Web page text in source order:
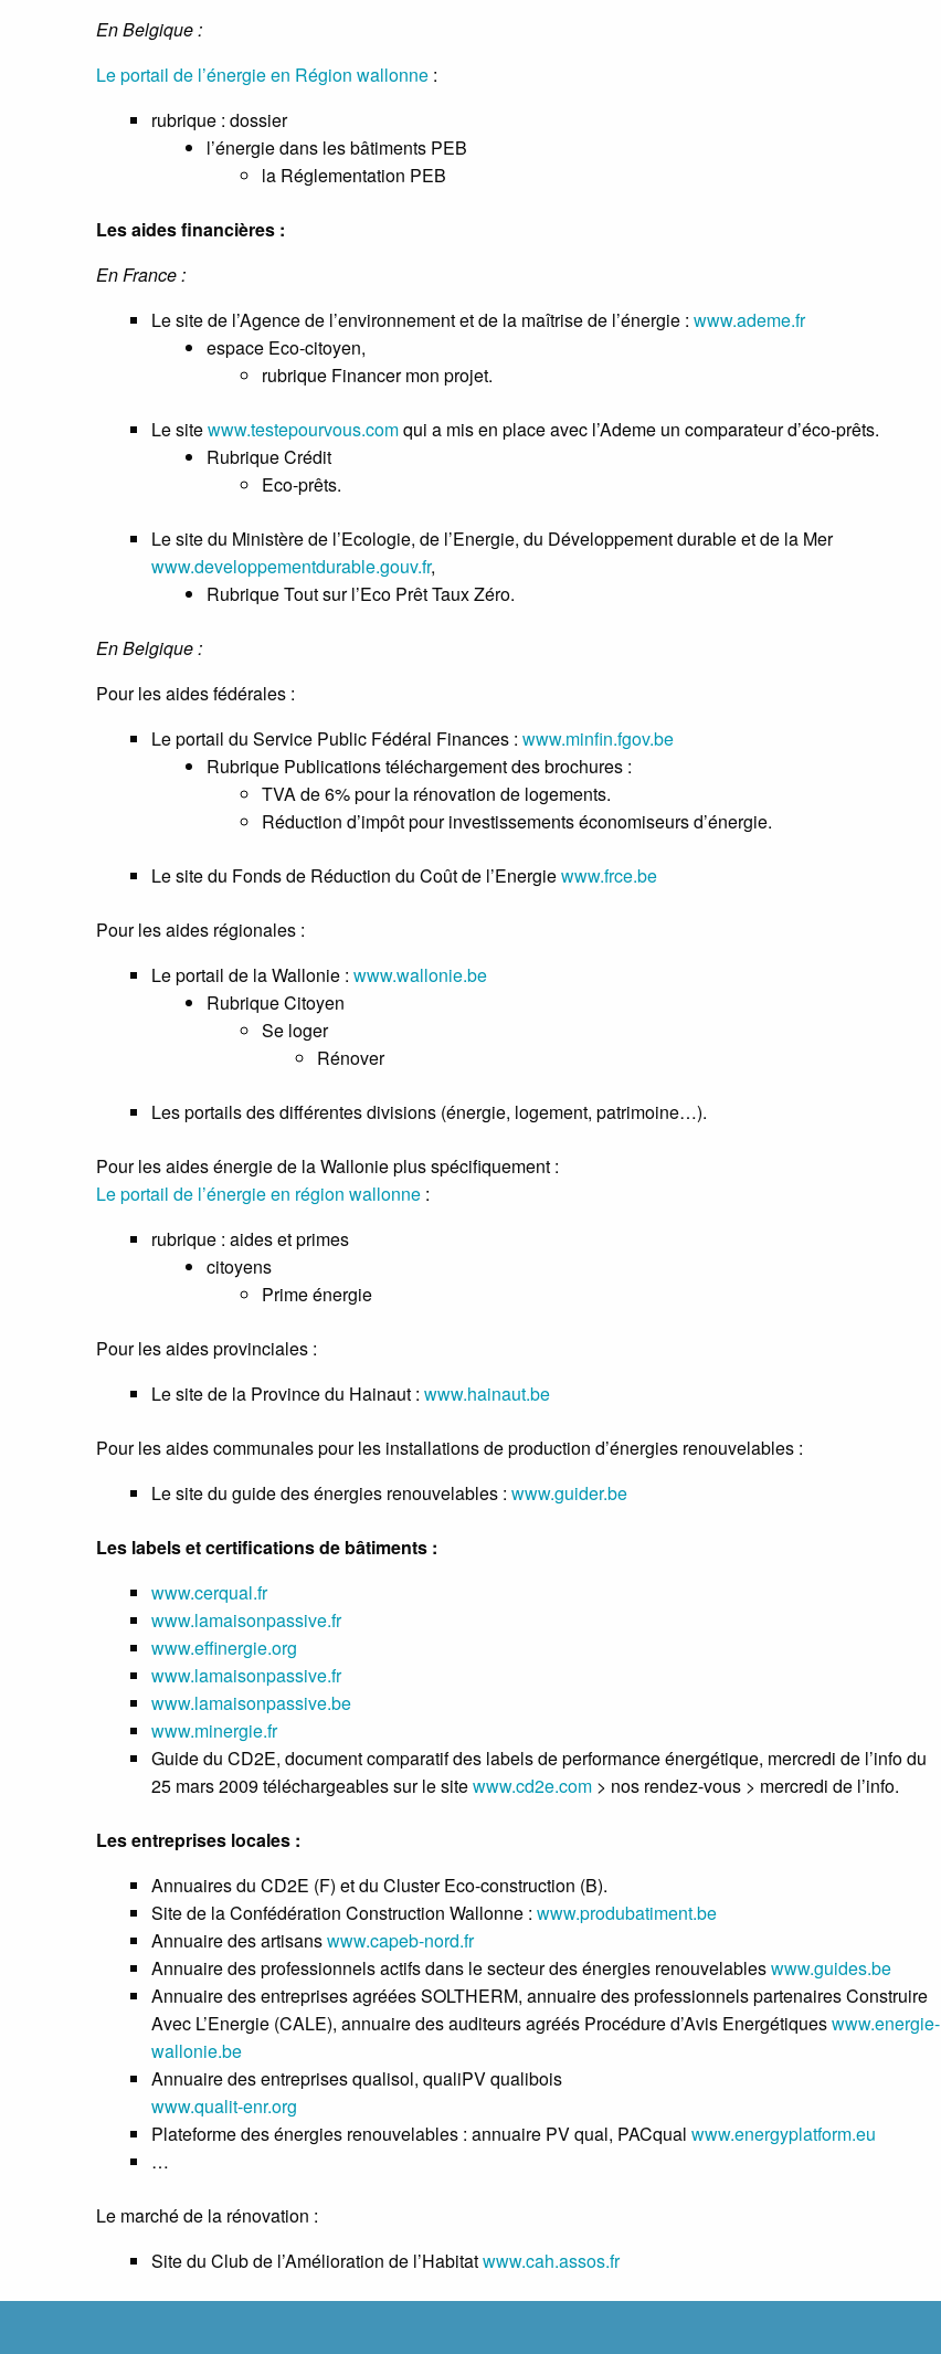
En Belgique :
Le portail de l’énergie en Région wallonne :
rubrique : dossier
l’énergie dans les bâtiments PEB
la Réglementation PEB
Les aides financières :
En France :
Le site de l’Agence de l’environnement et de la maîtrise de l’énergie : www.ademe.fr
espace Eco-citoyen,
rubrique Financer mon projet.
Le sitewww.testepourvous.comqui a mis en place avec l’Ademe un comparateur d’éco-prêts.
Rubrique Crédit
Eco-prêts.
Le site du Ministère de l’Ecologie, de l’Energie, du Développement durable et de la Mer
www.developpementdurable.gouv.fr,
Rubrique Tout sur l’Eco Prêt Taux Zéro.
En Belgique :
Pour les aides fédérales :
Le portail du Service Public Fédéral Finances : www.minfin.fgov.be
Rubrique Publications téléchargement des brochures :
TVA de 6% pour la rénovation de logements.
Réduction d’impôt pour investissements économiseurs d’énergie.
Le site du Fonds de Réduction du Coût de l’Energiewww.frce.be
Pour les aides régionales :
Le portail de la Wallonie : www.wallonie.be
Rubrique Citoyen
Se loger
Rénover
Les portails des différentes divisions (énergie, logement, patrimoine…).
Pour les aides énergie de la Wallonie plus spécifiquement :
Le portail de l’énergie en région wallonne :
rubrique : aides et primes
citoyens
Prime énergie
Pour les aides provinciales :
Le site de la Province du Hainaut : www.hainaut.be
Pour les aides communales pour les installations de production d’énergies renouvelables :
Le site du guide des énergies renouvelables : www.guider.be
Les labels et certifications de bâtiments :
www.cerqual.fr
www.lamaisonpassive.fr
www.effinergie.org
www.lamaisonpassive.fr
www.lamaisonpassive.be
www.minergie.fr
Guide du CD2E, document comparatif des labels de performance énergétique, mercredi de l’info du
25 mars 2009 téléchargeables sur le sitewww.cd2e.com > nos rendez-vous > mercredi de l’info.
Les entreprises locales :
Annuaires du CD2E (F) et du Cluster Eco-construction (B).
Site de la Confédération Construction Wallonne : www.produbatiment.be
Annuaire des artisanswww.capeb-nord.fr
Annuaire des professionnels actifs dans le secteur des énergies renouvelableswww.guides.be
Annuaire des entreprises agréées SOLTHERM, annuaire des professionnels partenaires Construire
Avec L’Energie (CALE), annuaire des auditeurs agréés Procédure d’Avis Energétiqueswww.energie-
wallonie.be
Annuaire des entreprises qualisol, qualiPV qualibois
www.qualit-enr.org
Plateforme des énergies renouvelables : annuaire PV qual, PACqual www.energyplatform.eu
…
Le marché de la rénovation :
Site du Club de l’Amélioration de l’Habitatwww.cah.assos.fr